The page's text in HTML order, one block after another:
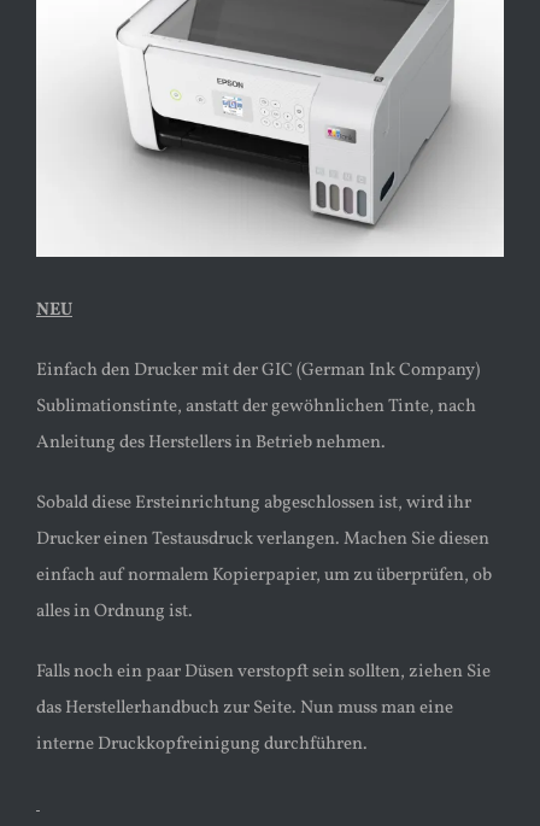
NEU
Einfach den Drucker mit der GIC (German Ink Company)
Sublimationstinte, anstatt der gewöhnlichen Tinte, nach
Anleitung des Herstellers in Betrieb nehmen.
Sobald diese Ersteinrichtung abgeschlossen ist, wird ihr
Drucker einen Testausdruck verlangen. Machen Sie diesen
einfach auf normalem Kopierpapier, um zu überprüfen, ob
alles in Ordnung ist.
Falls noch ein paar Düsen verstopft sein sollten, ziehen Sie
das Herstellerhandbuch zur Seite. Nun muss man eine
interne Druckkopfreinigung durchführen.